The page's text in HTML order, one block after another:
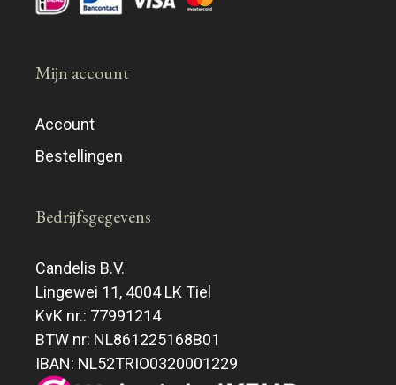
Mijn account
Account
Bestellingen
Bedrijfsgegevens
Candelis B.V.
Lingewei 11, 4004 LK Tiel
KvK nr.: 77991214
BTW nr: NL861225168B01
IBAN: NL52TRIO0320001229